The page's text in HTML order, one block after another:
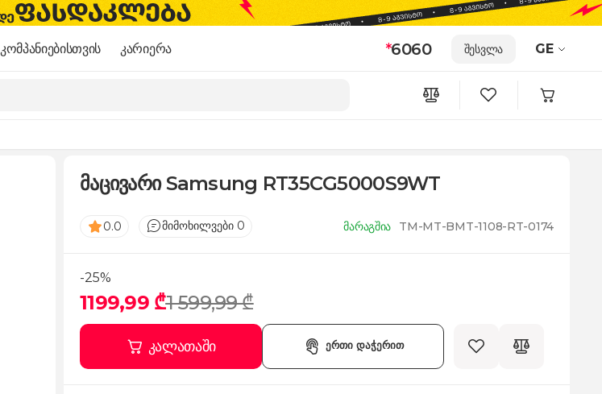
კომპანიებისთვის კარიერა *6060 შესვლა GE
მაცივარი Samsung RT35CG5000S9WT
0.0 მიმოხილვები 0 მარაგშია TM-MT-BMT-1108-RT-0174
-25%
1199,99 ₾1 599,99 ₾
კალათაში ერთი დაჭერით